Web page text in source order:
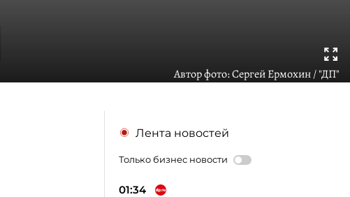
Автор фото:Сергей Ермохин / "ДП"
Лента новостей
Только бизнес новости
01:34